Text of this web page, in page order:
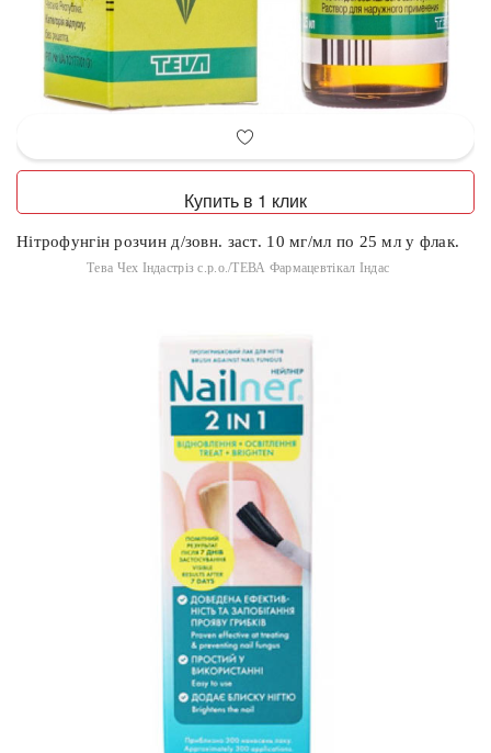
Купить в 1 клик
Нітрофунгін розчин д/зовн. заст. 10 мг/мл по 25 мл у флак.
Тева Чех Індастріз с.р.о./ТЕВА Фармацевтікал Індас